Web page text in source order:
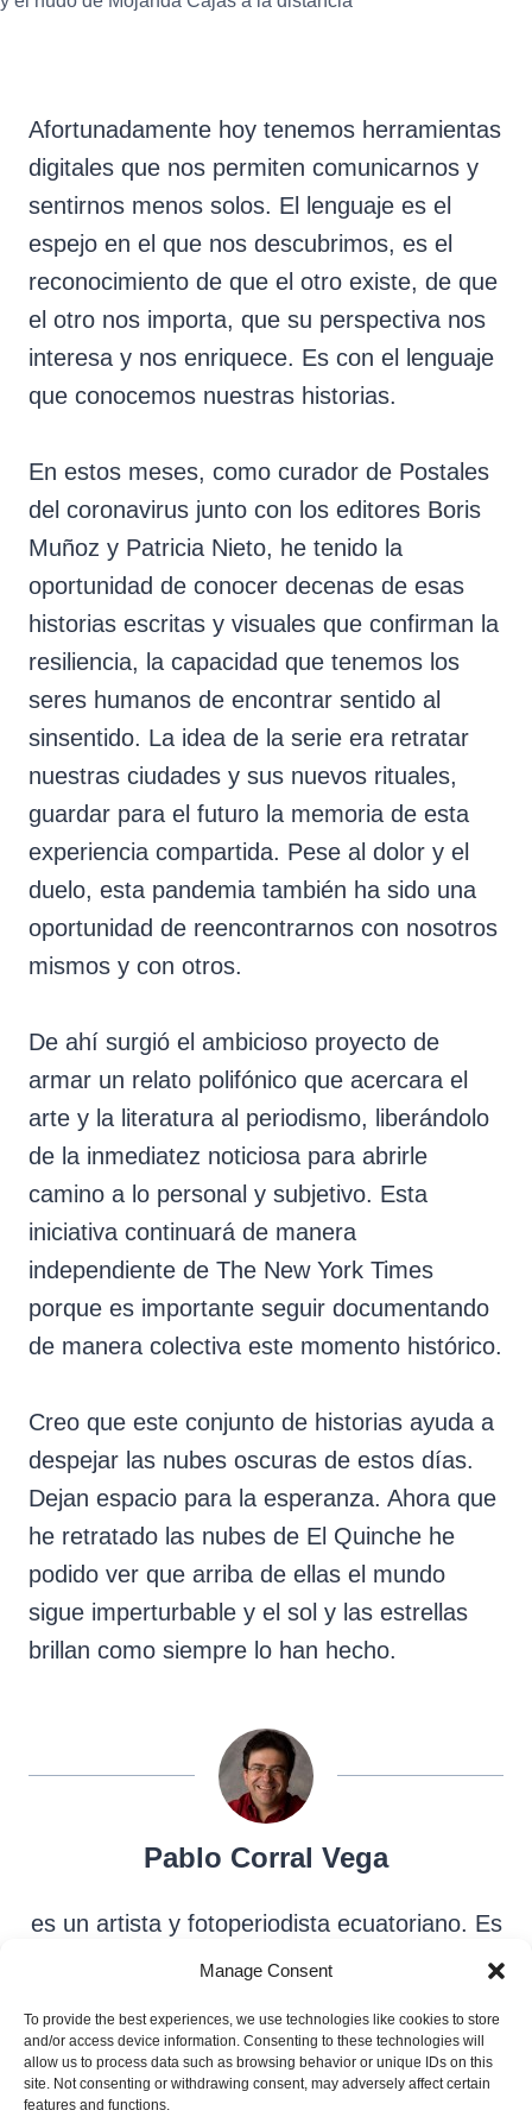
Manage Consent
To provide the best experiences, we use technologies like cookies to store
and/or access device information. Consenting to these technologies will
allow us to process data such as browsing behavior or unique IDs on this
site. Not consenting or withdrawing consent, may adversely affect certain
features and functions.
Afortunadamente hoy tenemos herramientas
digitales que nos permiten comunicarnos y
sentirnos menos solos. El lenguaje es el
espejo en el que nos descubrimos, es el
reconocimiento de que el otro existe, de que
el otro nos importa, que su perspectiva nos
interesa y nos enriquece. Es con el lenguaje
que conocemos nuestras historias.
En estos meses, como curador de Postales
del coronavirus junto con los editores Boris
Muñoz y Patricia Nieto, he tenido la
oportunidad de conocer decenas de esas
historias escritas y visuales que confirman la
resiliencia, la capacidad que tenemos los
seres humanos de encontrar sentido al
sinsentido. La idea de la serie era retratar
nuestras ciudades y sus nuevos rituales,
guardar para el futuro la memoria de esta
experiencia compartida. Pese al dolor y el
duelo, esta pandemia también ha sido una
oportunidad de reencontrarnos con nosotros
mismos y con otros.
De ahí surgió el ambicioso proyecto de
armar un relato polifónico que acercara el
arte y la literatura al periodismo, liberándolo
de la inmediatez noticiosa para abrirle
camino a lo personal y subjetivo. Esta
iniciativa continuará de manera
independiente de The New York Times
porque es importante seguir documentando
de manera colectiva este momento histórico.
Creo que este conjunto de historias ayuda a
despejar las nubes oscuras de estos días.
Dejan espacio para la esperanza. Ahora que
he retratado las nubes de El Quinche he
podido ver que arriba de ellas el mundo
sigue imperturbable y el sol y las estrellas
brillan como siempre lo han hecho.
Pablo Corral Vega
es un artista y fotoperiodista ecuatoriano. Es
el fundador y codirector del concurso de
Cultura de Quito.